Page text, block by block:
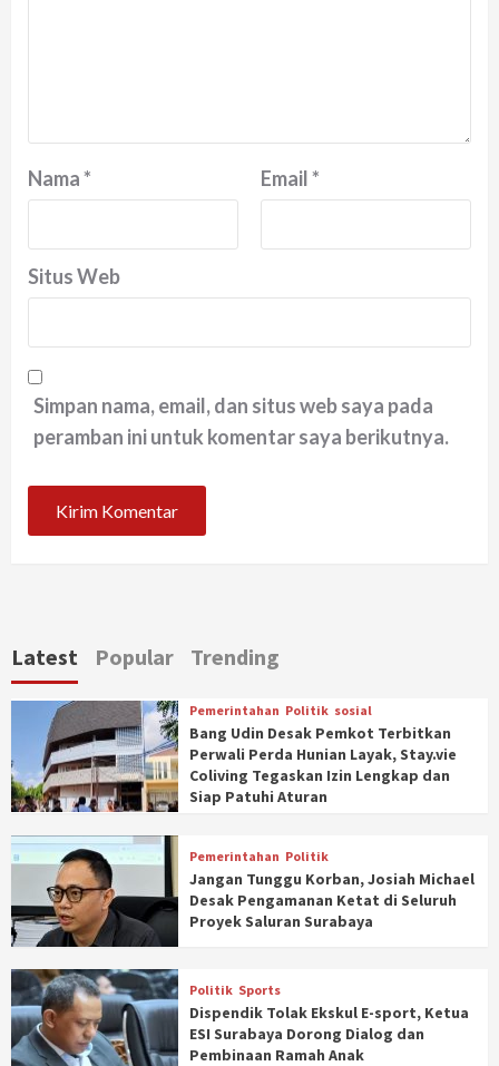
Nama* Email*
Situs Web
Simpan nama, email, dan situs web saya pada
peramban ini untuk komentar saya berikutnya.
Latest Popular Trending
Pemerintahan Politik sosial
Bang Udin Desak Pemkot Terbitkan
Perwali Perda Hunian Layak, Stay.vie
Coliving Tegaskan Izin Lengkap dan
Siap Patuhi Aturan
Pemerintahan Politik
Jangan Tunggu Korban, Josiah Michael
Desak Pengamanan Ketat di Seluruh
Proyek Saluran Surabaya
Politik Sports
Dispendik Tolak Ekskul E-sport, Ketua
ESI Surabaya Dorong Dialog dan
Pembinaan Ramah Anak